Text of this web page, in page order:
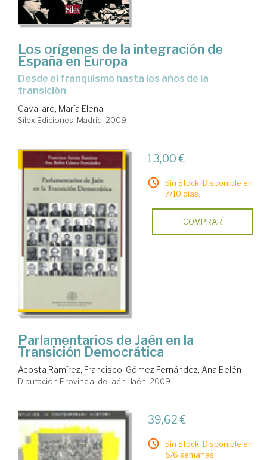
Los orígenes de la integración de
España en Europa
desde el franquismo hasta los años de la
transición
Cavallaro, María Elena
Sílex Ediciones. Madrid, 2009
13,00 €
Sin Stock. Disponible en
7/10 días.
COMPRAR
Parlamentarios de Jaén en la
Transición Democrática
Acosta Ramírez, Francisco; Gómez Fernández, Ana Belén
Diputación Provincial de Jaén. Jaén, 2009
39,62 €
Sin Stock. Disponible en
5/6 semanas.